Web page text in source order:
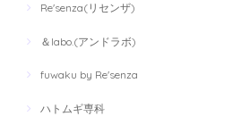
Re'senza(リセンザ)
＆labo.(アンドラボ)
fuwaku by Re'senza
ハトムギ専科